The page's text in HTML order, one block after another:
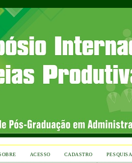
ACESSO CADASTRO PESQUISA